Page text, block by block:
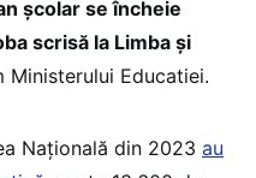
școlar se încheie
scrisă la Limba și
Ministerului Educatiei.
Națională din 2023 au